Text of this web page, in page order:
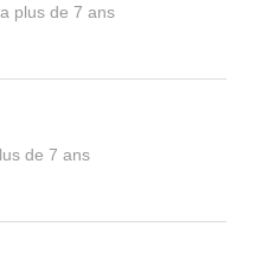
plus de 7 ans
de 7 ans